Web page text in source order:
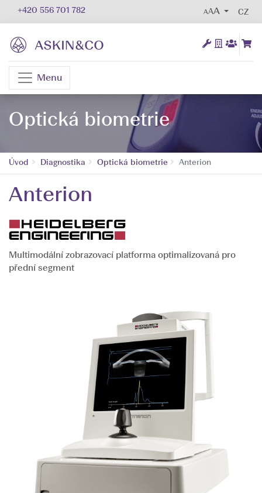
+420 556 701 782 AA CZ
Menu
Optická biometrie
Úvod Diagnostika Optická biometrie Anterion
Anterion
Multimodální zobrazovací platforma optimalizovaná pro
přední segment